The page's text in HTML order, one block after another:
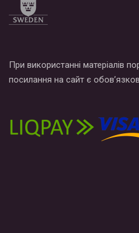
При використанні матеріалів
посилання на сайт є